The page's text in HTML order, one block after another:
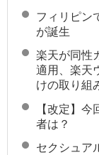
フィリピン
が誕生
楽天が同性
適用、楽天
けの取り組
【改定】
者は？
セクシュア